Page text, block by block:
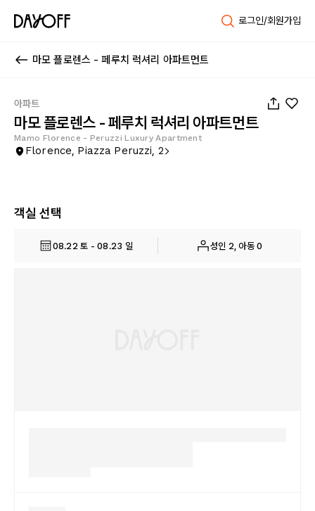
로그인/회원가입
마모 플로렌스 - 페루치 럭셔리 아파트먼트
아파트
마모 플로렌스 - 페루치 럭셔리 아파트먼트
Mamo Florence - Peruzzi Luxury Apartment
Florence, Piazza Peruzzi, 2
객실 선택
08.22 토 - 08.23 일 성인 2, 아동 0